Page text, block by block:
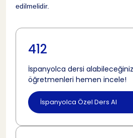
edilmelidir.
412
İspanyolca dersi
öğretmenleri hemen incele!
İspanyolca Özel Ders Al